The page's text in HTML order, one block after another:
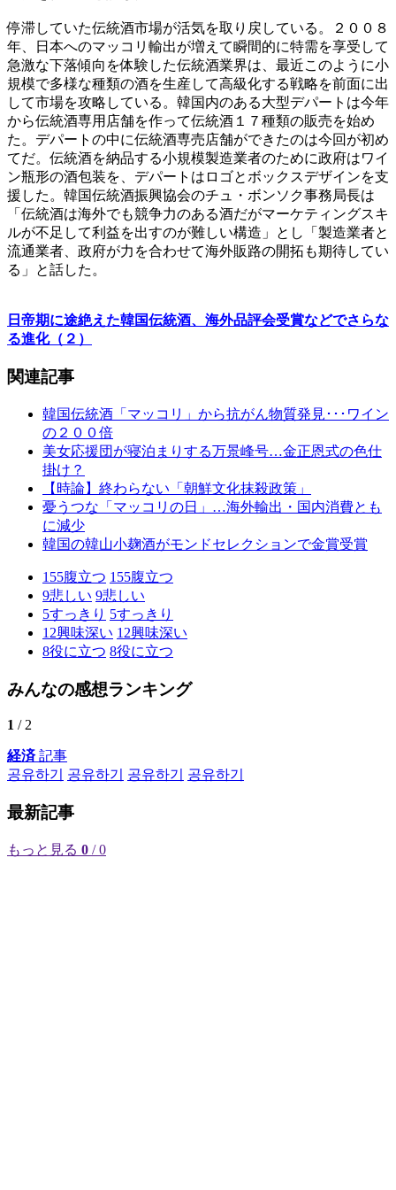
停滞していた伝統酒市場が活気を取り戻している。２００８
年、日本へのマッコリ輸出が増えて瞬間的に特需を享受して
急激な下落傾向を体験した伝統酒業界は、最近このように小
規模で多様な種類の酒を生産して高級化する戦略を前面に出
して市場を攻略している。韓国内のある大型デパートは今年
から伝統酒専用店舗を作って伝統酒１７種類の販売を始め
た。デパートの中に伝統酒専売店舗ができたのは今回が初め
てだ。伝統酒を納品する小規模製造業者のために政府はワイ
ン瓶形の酒包装を、デパートはロゴとボックスデザインを支
援した。韓国伝統酒振興協会のチュ・ボンソク事務局長は
「伝統酒は海外でも競争力のある酒だがマーケティングスキ
ルが不足して利益を出すのが難しい構造」とし「製造業者と
流通業者、政府が力を合わせて海外販路の開拓も期待してい
る」と話した。
日帝期に途絶えた韓国伝統酒、海外品評会受賞などでさらな
る進化（２）
関連記事
韓国伝統酒「マッコリ」から抗がん物質発見･･･ワイン
の２００倍
美女応援団が寝泊まりする万景峰号…金正恩式の色仕
掛け？
【時論】終わらない「朝鮮文化抹殺政策」
憂うつな「マッコリの日」…海外輸出・国内消費とも
に減少
韓国の韓山小麹酒がモンドセレクションで金賞受賞
155腹立つ 155腹立つ
9悲しい 9悲しい
5すっきり 5すっきり
12興味深い 12興味深い
8役に立つ 8役に立つ
みんなの感想ランキング
1 / 2
経済記事
공유하기
공유하기 공유하기 공유하기
最新記事
もっと見る 0 / 0